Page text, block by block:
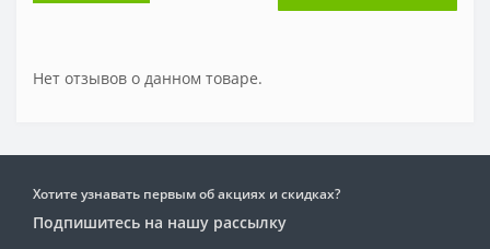
Нет отзывов о данном товаре.
Хотите узнавать первым об акциях и скидках?
Подпишитесь на нашу рассылку